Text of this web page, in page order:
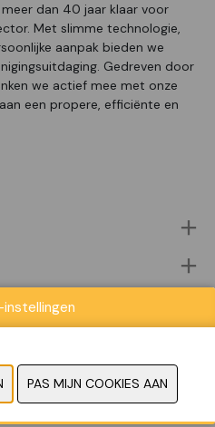
meer dan 40 jaar klaar voor
Met slimme technologie,
aanpak bieden we
Gedreven door
we actief mee met onze
een propere, efficiënte en